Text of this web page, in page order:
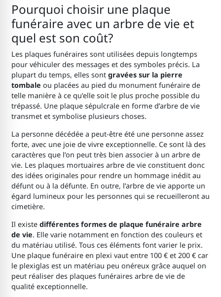
Pourquoi choisir une plaque
funéraire avec un arbre de vie et
quel est son coût?
Les plaques funéraires sont utilisées depuis longtemps
pour véhiculer des messages et des symboles précis. La
plupart du temps, elles sont gravées sur la pierre
tombale ou placées au pied du monument funéraire de
telle manière à ce qu’elle soit le plus proche possible du
trépassé. Une plaque sépulcrale en forme d’arbre de vie
transmet et symbolise plusieurs choses.
La personne décédée a peut-être été une personne assez
forte, avec une joie de vivre exceptionnelle. Ce sont là des
caractères que l’on peut très bien associer à un arbre de
vie. Les plaques mortuaires arbre de vie constituent donc
des idées originales pour rendre un hommage inédit au
défunt ou à la défunte. En outre, l’arbre de vie apporte un
égard lumineux pour les personnes qui se recueilleront au
cimetière.
Il existe différentes formes de plaque funéraire arbre
de vie. Elle varie notamment en fonction des couleurs et
du matériau utilisé. Tous ces éléments font varier le prix.
Une plaque funéraire en plexi vaut entre 100 € et 200 € car
le plexiglas est un matériau peu onéreux grâce auquel on
peut réaliser des plaques funéraires arbre de vie de
qualité exceptionnelle.